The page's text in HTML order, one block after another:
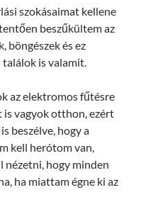
szokásaimat kellene
beszűkültem az
böngészek és ez
találok is valamit.
az elektromos fűtésre
is vagyok otthon, ezért
beszélve, hogy a
kell herótom van,
nézetni, hogy minden
ha miattam égne ki az